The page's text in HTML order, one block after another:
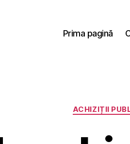
Prima pagină
ACHIZIȚII